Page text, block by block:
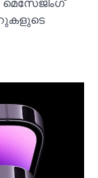
മെസേജിംഗ്